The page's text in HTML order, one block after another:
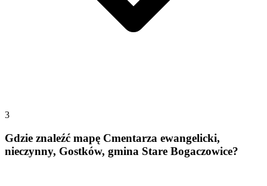
3
Gdzie znaleźć mapę Cmentarza ewangelicki,
nieczynny, Gostków, gmina Stare Bogaczowice?